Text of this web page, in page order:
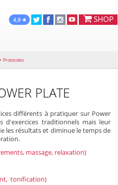
SHOP
Protocoles
PLATE
différents à pratiquer sur Power
d'exercices traditionnels mais leur
les résultats et diminue le temps de
massage, relaxation)
tonification)